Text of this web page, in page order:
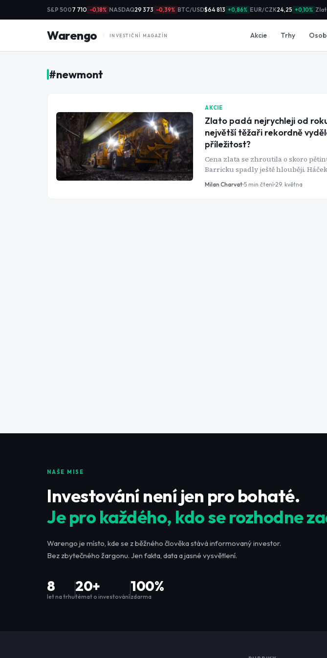
S&P 5007 710 −0,18% NASDAQ29 373 −0,39% BTC/USD$64 813 +0,86% EUR/CZK24,25 +0,10%
Warengo INVESTIČNÍ MAGAZÍN Akcie Trhy
#newmont
AKCIE
Zlato padá nejrychleji od
největší těžaři rekordně
příležitost?
Cena zlata se zhroutila o skoro
Barricku spadly ještě hlouběji.
zrovna zveřejnily nejlepší čísla za
Milan Charvat 5 min čtení 29. května
NAŠE MISE
Investování není jen pro bohaté.
Je pro každého, kdo se rozhodne
Warengo je místo, kde se z běžného člověka stává informovaný investor.
Bez zbytečného žargonu. Jen fakta, data a jasné vysvětlení.
8
let na trhu
20+
témat o investování
100%
zdarma